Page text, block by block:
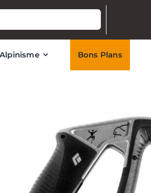
Bons Plans